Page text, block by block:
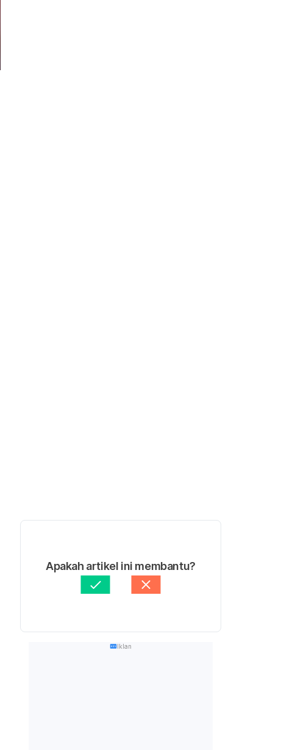
Apakah artikel ini membantu?
Iklan